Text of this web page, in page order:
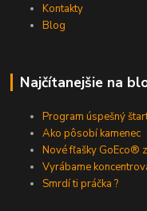
Kontakty
Blog
Najčítanejšie na
Program úspešný
Ako pôsobí kamenec
Nové fľašky GoEco®
Vyrábame
Smrdí ti práčka ?